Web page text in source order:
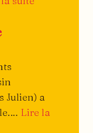
Julien) a
Lire la